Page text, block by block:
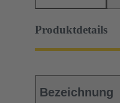
Produktdetails
Bezeichnung